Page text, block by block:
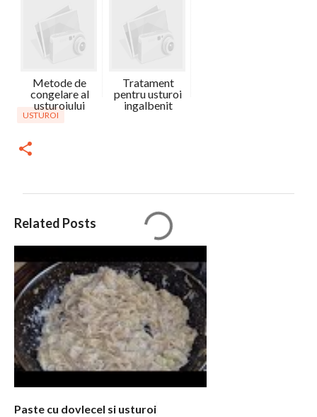
Metode de
congelare al
usturoiului
Tratament
pentru usturoi
ingalbenit
USTUROI
Related Posts
Paste cu dovlecel si usturoi
C
e
n
t
a
r
i